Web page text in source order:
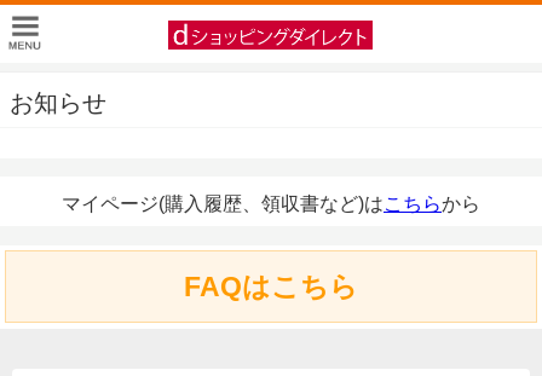
お知らせ
マイページ(購入履歴、領収書など)はこちらから
FAQはこちら